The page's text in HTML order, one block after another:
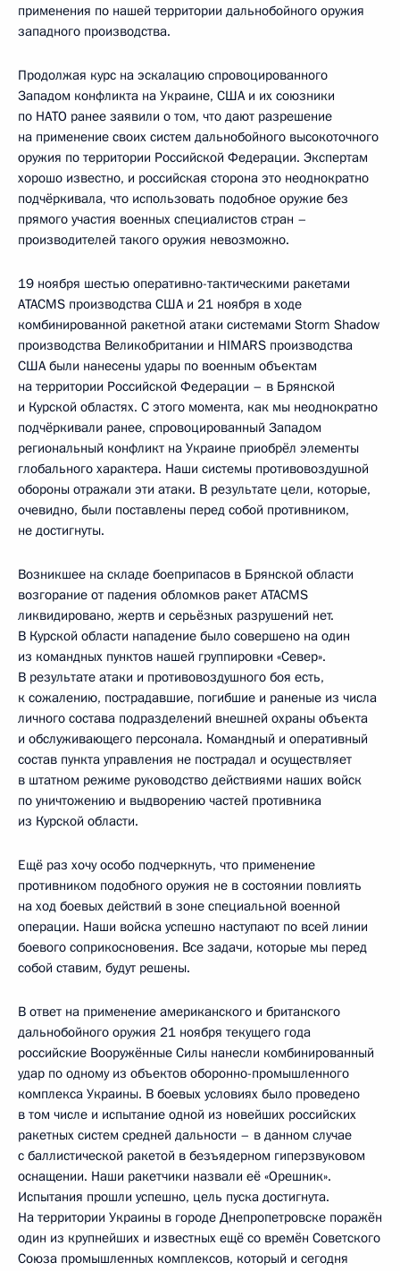
применения по нашей территории дальнобойного оружия
западного производства.
Продолжая курс на эскалацию спровоцированного
Западом конфликта на Украине, США и их союзники
по НАТО ранее заявили о том, что дают разрешение
на применение своих систем дальнобойного высокоточного
оружия по территории Российской Федерации. Экспертам
хорошо известно, и российская сторона это неоднократно
подчёркивала, что использовать подобное оружие без
прямого участия военных специалистов стран –
производителей такого оружия невозможно.
19 ноября шестью оперативно-тактическими ракетами
ATACMS производства США и 21 ноября в ходе
комбинированной ракетной атаки системами Storm Shadow
производства Великобритании и HIMARS производства
США были нанесены удары по военным объектам
на территории Российской Федерации – в Брянской
и Курской областях. С этого момента, как мы неоднократно
подчёркивали ранее, спровоцированный Западом
региональный конфликт на Украине приобрёл элементы
глобального характера. Наши системы противовоздушной
обороны отражали эти атаки. В результате цели, которые,
очевидно, были поставлены перед собой противником,
не достигнуты.
Возникшее на складе боеприпасов в Брянской области
возгорание от падения обломков ракет ATACMS
ликвидировано, жертв и серьёзных разрушений нет.
В Курской области нападение было совершено на один
из командных пунктов нашей группировки «Север».
В результате атаки и противовоздушного боя есть,
к сожалению, пострадавшие, погибшие и раненые из числа
личного состава подразделений внешней охраны объекта
и обслуживающего персонала. Командный и оперативный
состав пункта управления не пострадал и осуществляет
в штатном режиме руководство действиями наших войск
по уничтожению и выдворению частей противника
из Курской области.
Ещё раз хочу особо подчеркнуть, что применение
противником подобного оружия не в состоянии повлиять
на ход боевых действий в зоне специальной военной
операции. Наши войска успешно наступают по всей линии
боевого соприкосновения. Все задачи, которые мы перед
собой ставим, будут решены.
В ответ на применение американского и британского
дальнобойного оружия 21 ноября текущего года
российские Вооружённые Силы нанесли комбинированный
удар по одному из объектов оборонно-промышленного
комплекса Украины. В боевых условиях было проведено
в том числе и испытание одной из новейших российских
ракетных систем средней дальности – в данном случае
с баллистической ракетой в безъядерном гиперзвуковом
оснащении. Наши ракетчики назвали её «Орешник».
Испытания прошли успешно, цель пуска достигнута.
На территории Украины в городе Днепропетровске поражён
один из крупнейших и известных ещё со времён Советского
Союза промышленных комплексов, который и сегодня